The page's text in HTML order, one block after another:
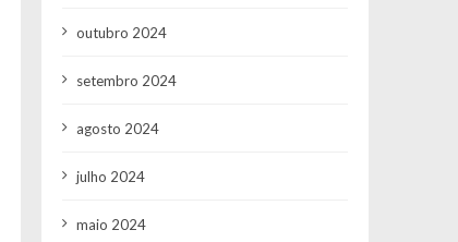
outubro 2024
setembro 2024
agosto 2024
julho 2024
maio 2024